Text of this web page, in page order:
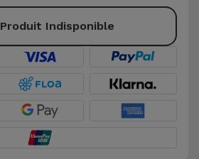
Produit Indisponible